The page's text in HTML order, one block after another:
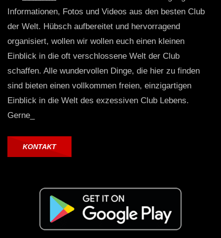
Informationen, Fotos und Videos aus den besten Club
der Welt. Hübsch aufbereitet und hervorragend
organisiert, wollen wir wollen euch einen kleinen
Einblick in die oft verschlossene Welt der Club
schaffen. Alle wundervollen Dinge, die hier zu finden
sind bieten einen vollkommen freien, einzigartigen
Einblick in die Welt des exzessiven Club Lebens.
Gerne_
KONTAKT